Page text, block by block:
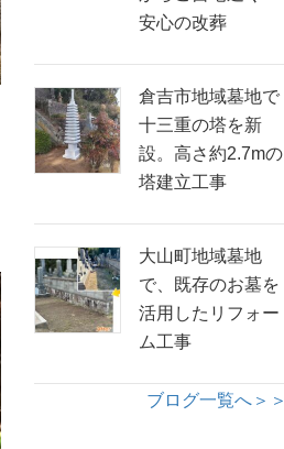
安心の改葬
倉吉市地域墓地で
十三重の塔を新
設。高さ約2.7mの
塔建立工事
大山町地域墓地
で、既存のお墓を
活用したリフォー
ム工事
ブログ一覧へ＞＞